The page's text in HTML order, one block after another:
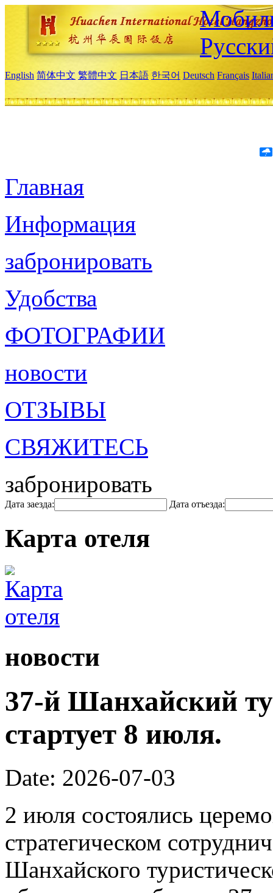
English 简体中文 繁體中文 日本語 한국어 Deutsch Français
Главная
Информация
забронировать
Удобства
ФОТОГРАФИИ
новости
ОТЗЫВЫ
СВЯЖИТЕСЬ
забронировать
Дата заезда: Дата отъезда:
Карта отеля
новости
37-й Шанхайский
стартует 8 июля.
Date: 2026-07-03
2 июля состоялись
стратегическом
Шанхайского